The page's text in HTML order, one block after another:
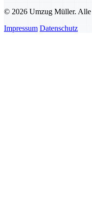
© 2026 Umzug Müller. Alle
Impressum Datenschutz